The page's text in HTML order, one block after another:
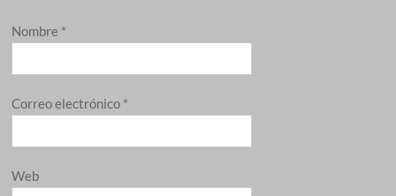
Nombre *
Correo electrónico *
Web